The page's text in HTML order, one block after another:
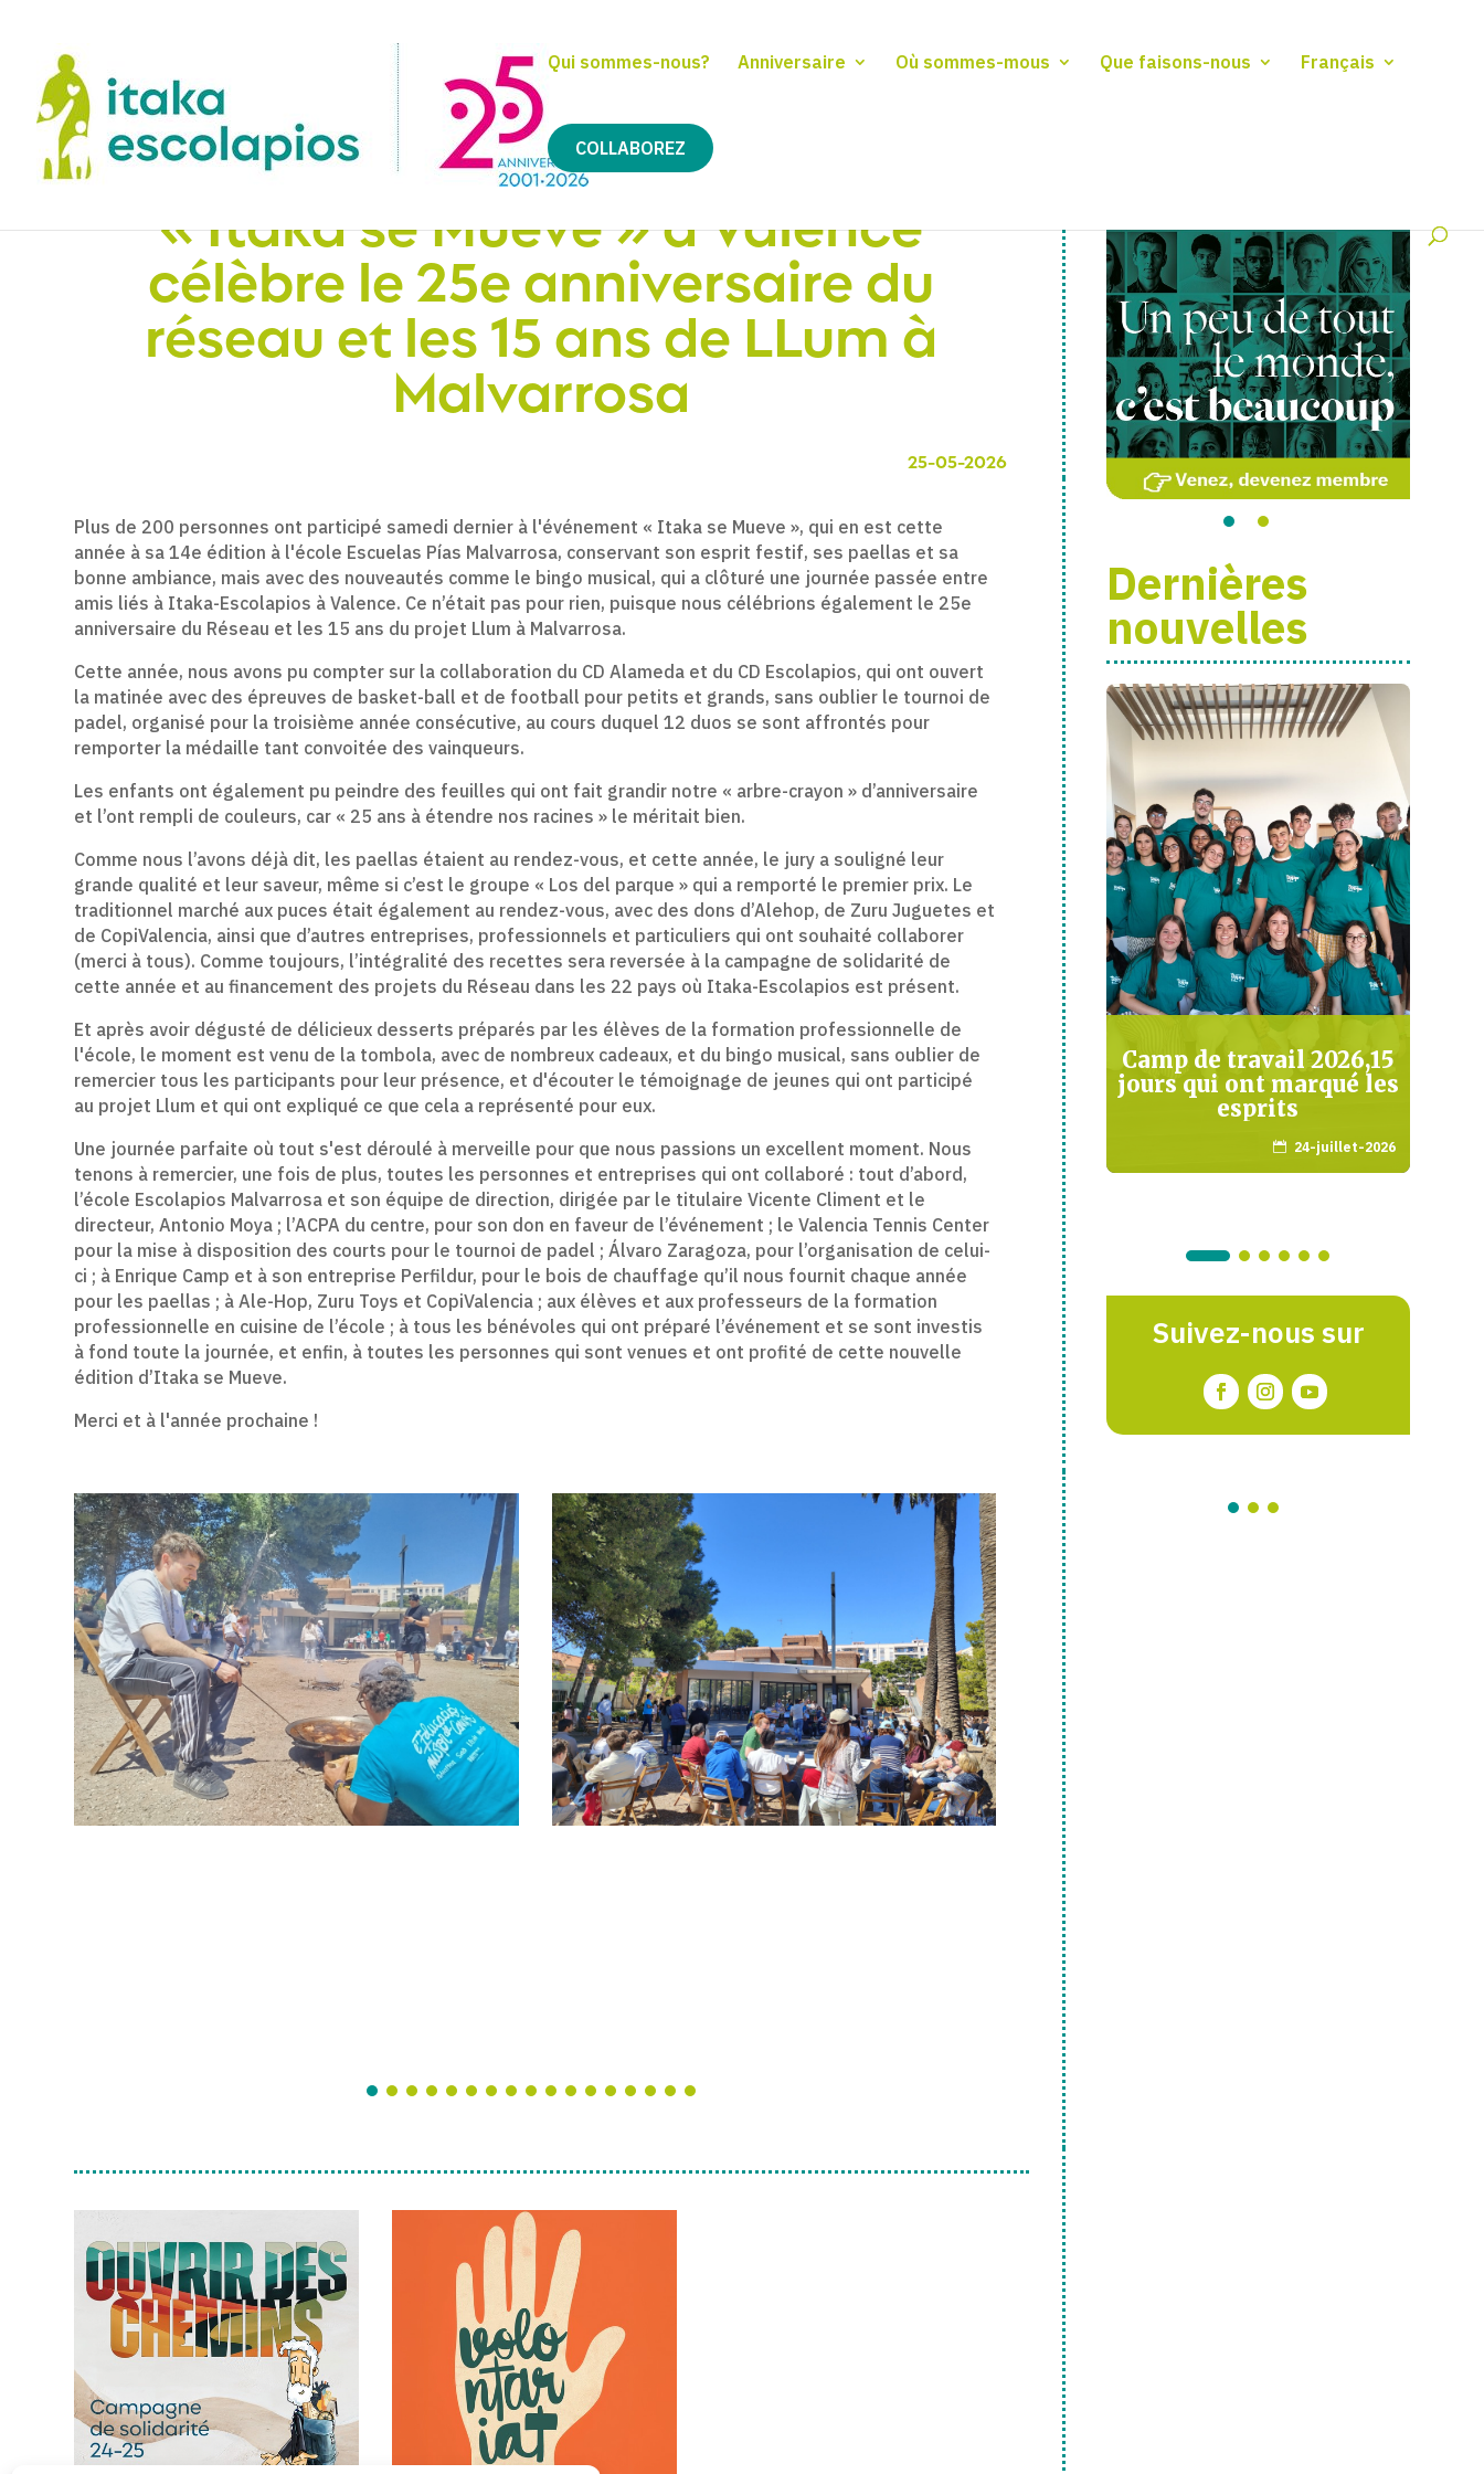
Qui sommes-nous? Anniversaire Où sommes-mous Que faisons-nous Français
COLLABOREZ
« Itaka se Mueve » à Valence
célèbre le 25e anniversaire du
réseau et les 15 ans de LLum à
Malvarrosa
25-05-2026
Plus de 200 personnes ont participé samedi dernier à l'événement « Itaka se Mueve », qui en est cette
année à sa 14e édition à l'école Escuelas Pías Malvarrosa, conservant son esprit festif, ses paellas et sa
bonne ambiance, mais avec des nouveautés comme le bingo musical, qui a clôturé une journée passée entre
amis liés à Itaka-Escolapios à Valence. Ce n’était pas pour rien, puisque nous célébrions également le 25e
anniversaire du Réseau et les 15 ans du projet Llum à Malvarrosa.
Cette année, nous avons pu compter sur la collaboration du CD Alameda et du CD Escolapios, qui ont ouvert
la matinée avec des épreuves de basket-ball et de football pour petits et grands, sans oublier le tournoi de
padel, organisé pour la troisième année consécutive, au cours duquel 12 duos se sont affrontés pour
remporter la médaille tant convoitée des vainqueurs.
Les enfants ont également pu peindre des feuilles qui ont fait grandir notre « arbre-crayon » d’anniversaire
et l’ont rempli de couleurs, car « 25 ans à étendre nos racines » le méritait bien.
Comme nous l’avons déjà dit, les paellas étaient au rendez-vous, et cette année, le jury a souligné leur
grande qualité et leur saveur, même si c’est le groupe « Los del parque » qui a remporté le premier prix. Le
traditionnel marché aux puces était également au rendez-vous, avec des dons d’Alehop, de Zuru Juguetes et
de CopiValencia, ainsi que d’autres entreprises, professionnels et particuliers qui ont souhaité collaborer
(merci à tous). Comme toujours, l’intégralité des recettes sera reversée à la campagne de solidarité de
cette année et au financement des projets du Réseau dans les 22 pays où Itaka-Escolapios est présent.
Et après avoir dégusté de délicieux desserts préparés par les élèves de la formation professionnelle de
l'école, le moment est venu de la tombola, avec de nombreux cadeaux, et du bingo musical, sans oublier de
remercier tous les participants pour leur présence, et d'écouter le témoignage de jeunes qui ont participé
au projet Llum et qui ont expliqué ce que cela a représenté pour eux.
Une journée parfaite où tout s'est déroulé à merveille pour que nous passions un excellent moment. Nous
tenons à remercier, une fois de plus, toutes les personnes et entreprises qui ont collaboré : tout d’abord,
l’école Escolapios Malvarrosa et son équipe de direction, dirigée par le titulaire Vicente Climent et le
directeur, Antonio Moya ; l’ACPA du centre, pour son don en faveur de l’événement ; le Valencia Tennis Center
pour la mise à disposition des courts pour le tournoi de padel ; Álvaro Zaragoza, pour l’organisation de celui-
ci ; à Enrique Camp et à son entreprise Perfildur, pour le bois de chauffage qu’il nous fournit chaque année
pour les paellas ; à Ale-Hop, Zuru Toys et CopiValencia ; aux élèves et aux professeurs de la formation
professionnelle en cuisine de l’école ; à tous les bénévoles qui ont préparé l’événement et se sont investis
à fond toute la journée, et enfin, à toutes les personnes qui sont venues et ont profité de cette nouvelle
édition d’Itaka se Mueve.
Merci et à l'année prochaine !
Dernières
nouvelles
Le projet Akeloo, au
rythme du rap pour
 24-février-2026
Camp de travail 2026,15
jours qui ont marqué les
esprits
 24-juillet-2026
Suivez-nous sur